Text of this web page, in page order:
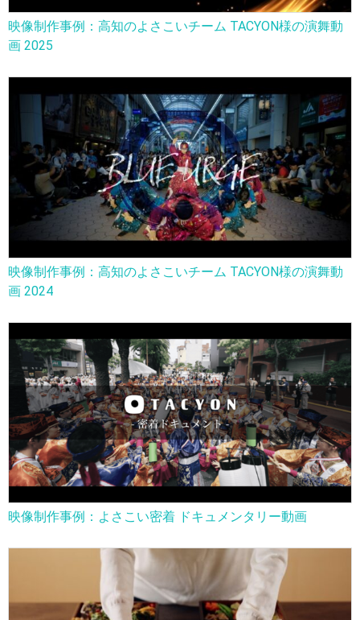
映像制作事例：高知のよさこいチーム TACYON様の演舞動
画 2025
映像制作事例：高知のよさこいチーム TACYON様の演舞動
画 2024
映像制作事例：よさこい密着 ドキュメンタリー動画